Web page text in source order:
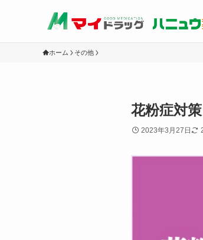
ホーム その他
花粉症対
2023年3月27日